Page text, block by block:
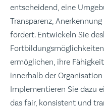
entscheidend, eine
Transparenz,
fördert. Entwickeln Sie
ermöglichen, ihre
innerhalb der
Implementieren Sie dazu
das fair, konsistent und